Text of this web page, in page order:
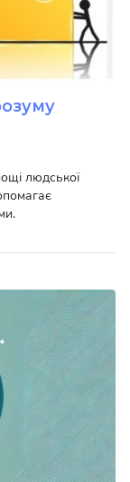
людської